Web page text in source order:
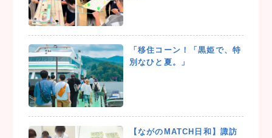
「移住コーン！「黒姫で、特
別なひと夏。」
【ながのMATCH日和】諏訪